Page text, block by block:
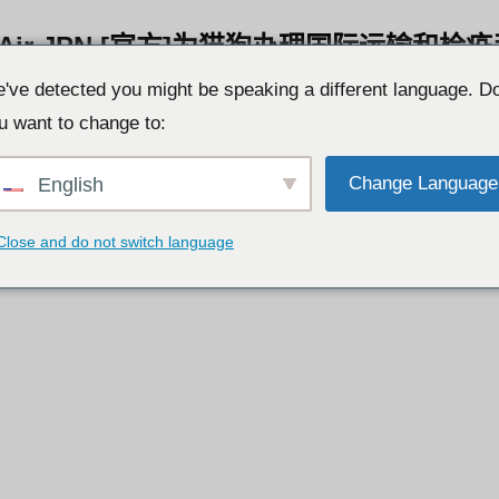
detected you might be speaking a different language.
want to change to:
English Change Language
and do not switch language